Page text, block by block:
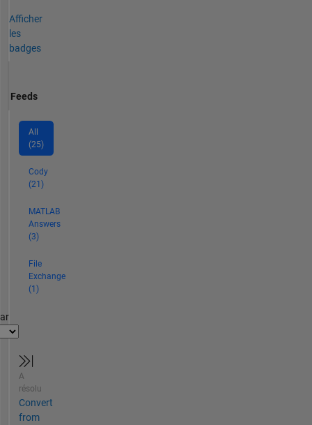
Afficher
les
badges
Feeds
All
(25)
Cody
(21)
MATLAB
Answers
(3)
File
Exchange
(1)
A
résolu
Convert
from